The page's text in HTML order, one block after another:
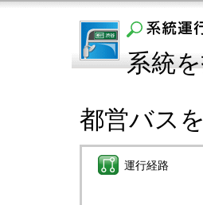
系統
都営バス
運行経路